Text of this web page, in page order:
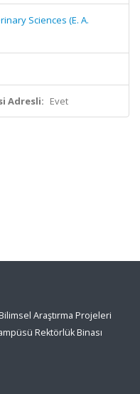
Sciences (E. A.
Adresli: Evet
Araştırma Projeleri
Rektörlük Binası